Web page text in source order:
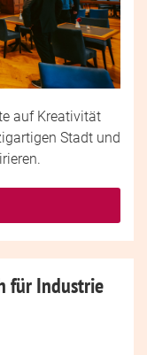
auf Kreativität
Stadt und
für Industrie